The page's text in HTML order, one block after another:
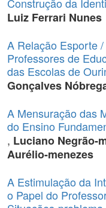
Construção da
Luiz Ferrari Nunes
A Relação Esporte
Professores de
das Escolas de
Gonçalves
A Mensuração das
do Ensino
, Luciano Negrão-
Aurélio-menezes
A Estimulação da
o Papel do